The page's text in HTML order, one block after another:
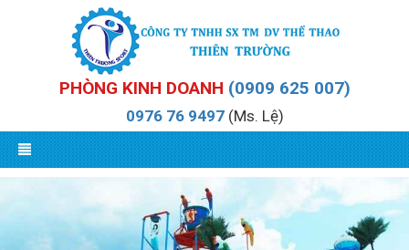
PHÒNG KINH DOANH (0909 625 007)
0976 76 9497(Ms. Lệ)